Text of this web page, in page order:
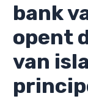
bank
opent
van